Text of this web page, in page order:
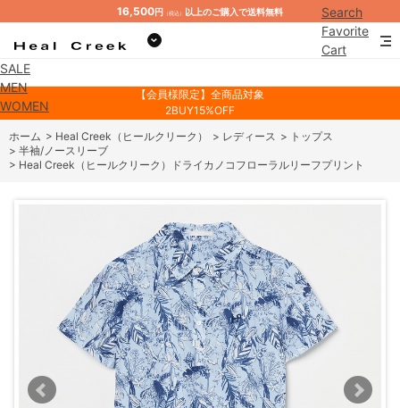
16,500円 （税込） 以上のご購入で送料無料
Search
Favorite
Cart
SALE
MEN
WOMEN
【会員様限定】全商品対象
2BUY15%OFF
ホーム > Heal Creek（ヒールクリーク） > レディース > トップス
> 半袖/ノースリーブ
> Heal Creek（ヒールクリーク）ドライカノコフローラルリーフプリント